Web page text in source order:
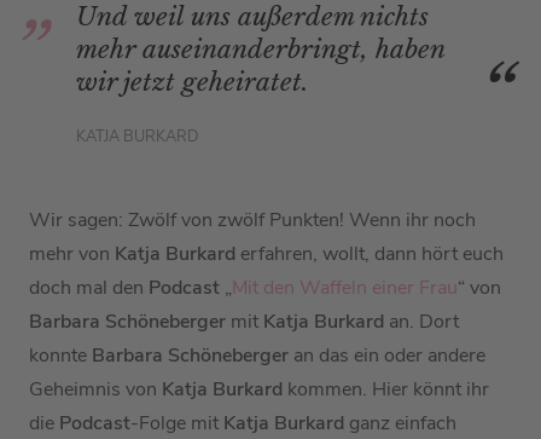
Und weil uns außerdem nichts
mehr auseinanderbringt, haben
wir jetzt geheiratet.
KATJA BURKARD
Wir sagen: Zwölf von zwölf Punkten! Wenn ihr noch
mehr von Katja Burkard erfahren, wollt, dann hört euch
doch mal den Podcast „Mit den Waffeln einer Frau“ von
Barbara Schöneberger mit Katja Burkard an. Dort
konnte Barbara Schöneberger an das ein oder andere
Geheimnis von Katja Burkard kommen. Hier könnt ihr
die Podcast-Folge mit Katja Burkard ganz einfach